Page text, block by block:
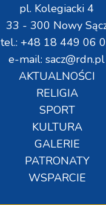
pl. Kolegiacki 4
33 - 300 Nowy
tel.: +48 18 449 06
e-mail: sacz@rdn.pl
AKTUALNOŚCI
RELIGIA
SPORT
KULTURA
GALERIE
PATRONATY
WSPARCIE